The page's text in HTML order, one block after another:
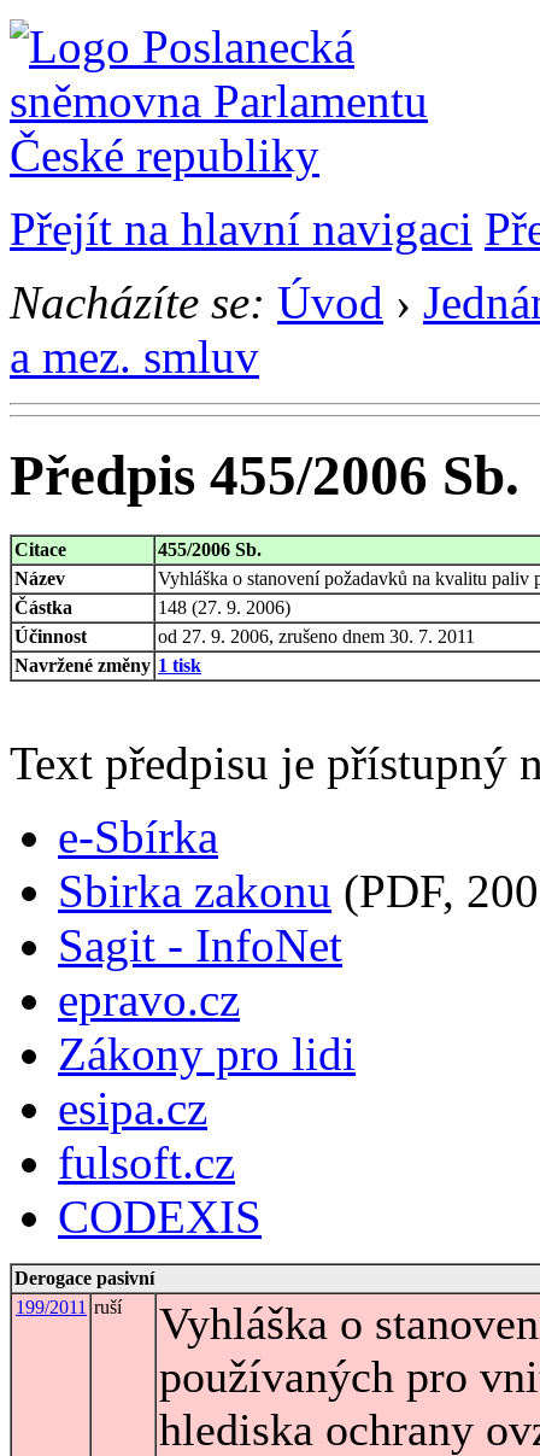
Přejít na hlavní navigaci
Nacházíte se: Úvod ›
a mez. smluv
Předpis 455/2006 Sb.
Citace
455/2006 Sb.
Název
Vyhláška o stanovení požadavků na kvalitu
Částka
148 (27. 9. 2006)
Účinnost
od 27. 9. 2006, zrušeno dnem 30. 7. 2011
Navržené změny 1 tisk
Text předpisu je přístupný
e-Sbírka
Sbirka zakonu (PDF,
Sagit - InfoNet
epravo.cz
Zákony pro lidi
esipa.cz
fulsoft.cz
CODEXIS
Derogace pasivní
199/2011 ruší
Vyhláška o
používaných pro
hlediska ochrany